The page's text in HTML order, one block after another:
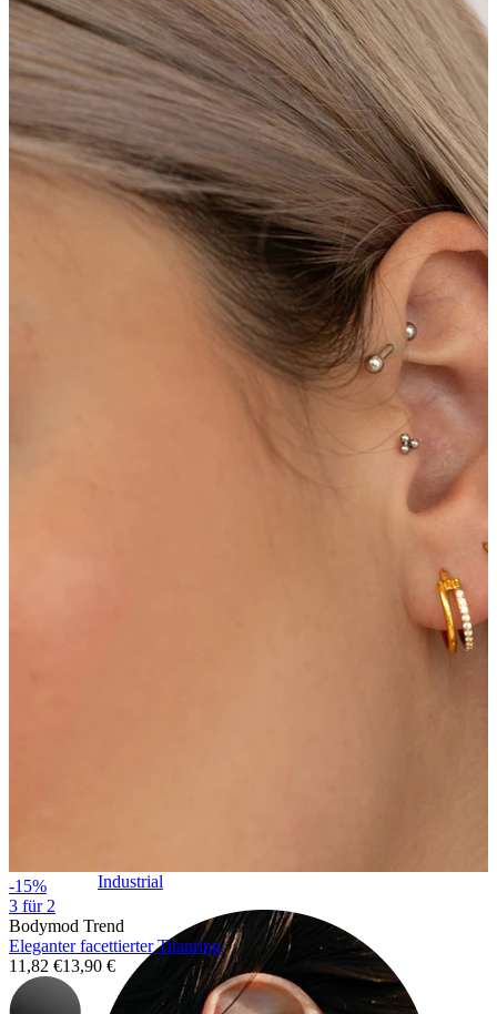
Conch
Industrial
-15%
3 für 2
Bodymod Trend
Eleganter facettierter Titanring
11,82 €13,90 €